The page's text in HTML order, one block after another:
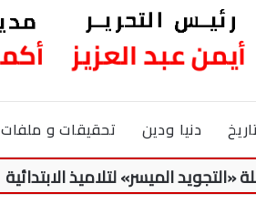
دنيا ودين تحقيقات و ملفات
الميسر» لتلاميذ الابتدائية